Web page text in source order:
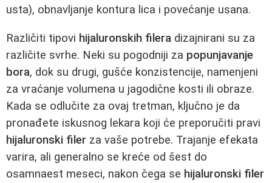
usta), obnavljanje kontura lica i povećanje usana.
Različiti tipovi hijaluronskih filera dizajnirani su za
različite svrhe. Neki su pogodniji za popunjavanje
bora, dok su drugi, gušće konzistencije, namenjeni
za vraćanje volumena u jagodične kosti ili obraze.
Kada se odlučite za ovaj tretman, ključno je da
pronađete iskusnog lekara koji će preporučiti pravi
hijaluronski filer za vaše potrebe. Trajanje efekata
varira, ali generalno se kreće od šest do
osamnaest meseci, nakon čega se hijaluronski filer